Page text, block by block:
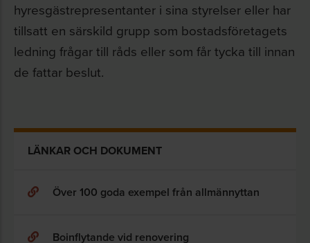
hyresgästrepresentanter i sina styrelser eller har
tillsatt en särskild grupp som bostadsföretagets
ledning frågar till råds eller som får tycka till innan
de fattar beslut.
LÄNKAR OCH DOKUMENT
Över 100 goda exempel från allmännyttan
Boinflytande vid renovering